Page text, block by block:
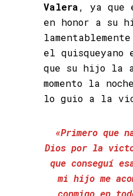
Valera, ya que
en honor a su
el quisqueyano
que su hijo la
momento la
lo guio a la
«Primero que
Dios por la
que conseguí
mi hijo me
conmigo en